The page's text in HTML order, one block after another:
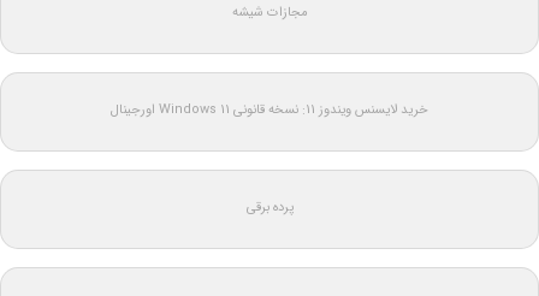
مجازات شیشه
خرید لایسنس ویندوز 11: نسخه قانونی Windows 11 اورجینال
پرده برقی